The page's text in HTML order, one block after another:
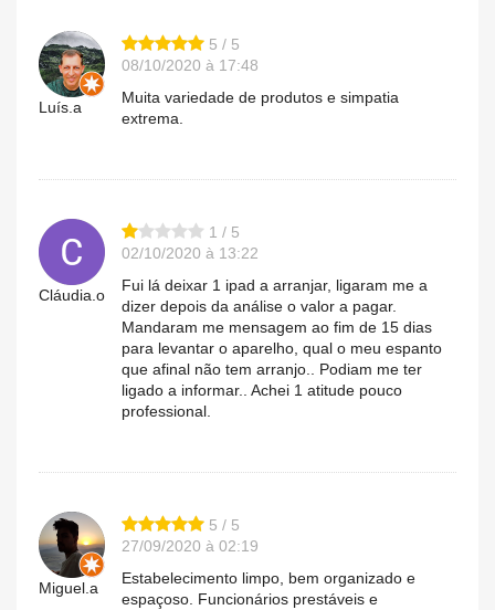
Luís.a
5 / 5
08/10/2020 à 17:48
Muita variedade de produtos e simpatia
extrema.
Cláudia.o
1 / 5
02/10/2020 à 13:22
Fui lá deixar 1 ipad a arranjar, ligaram me a
dizer depois da análise o valor a pagar.
Mandaram me mensagem ao fim de 15 dias
para levantar o aparelho, qual o meu espanto
que afinal não tem arranjo.. Podiam me ter
ligado a informar.. Achei 1 atitude pouco
professional.
Miguel.a
5 / 5
27/09/2020 à 02:19
Estabelecimento limpo, bem organizado e
espaçoso. Funcionários prestáveis e